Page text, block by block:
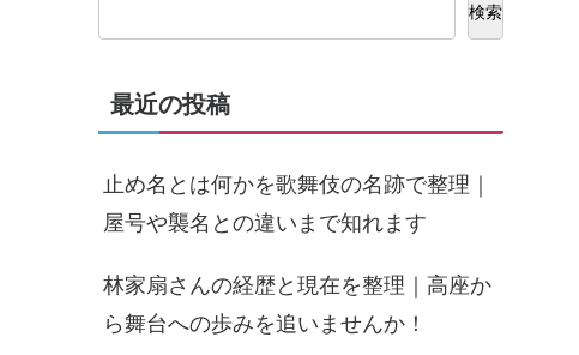
検索
最近の投稿
止め名とは何かを歌舞伎の名跡で整理｜
屋号や襲名との違いまで知れます
林家扇さんの経歴と現在を整理｜高座か
ら舞台への歩みを追いませんか！